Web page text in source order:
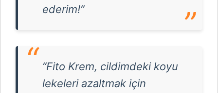
ederim!”
“Fito Krem, cildimdeki koyu
lekeleri azaltmak için